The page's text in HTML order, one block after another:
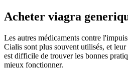
Acheter viagra
Les autres médicaments contre
Cialis sont plus souvent utilisés, et
est difficile de trouver les bonnes
mieux fonctionner.